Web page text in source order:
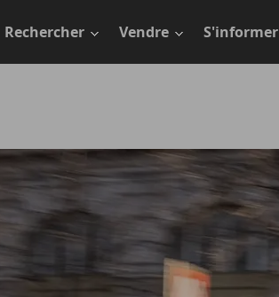
Rechercher Vendre S'informer